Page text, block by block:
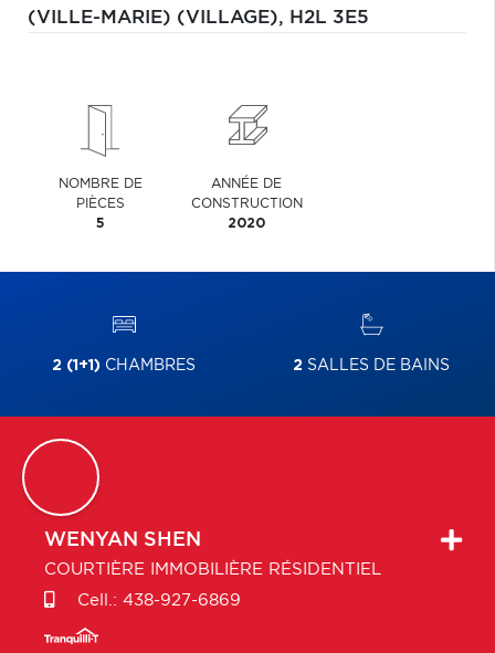
(VILLE-MARIE) (VILLAGE), H2L 3E5
NOMBRE DE
PIÈCES
5
ANNÉE DE
CONSTRUCTION
2020
2 (1+1) CHAMBRES 2 SALLES DE BAINS
WENYAN SHEN
COURTIÈRE IMMOBILIÈRE RÉSIDENTIEL
Cell.: 438-927-6869